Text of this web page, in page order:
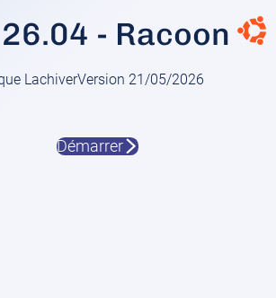
- Racoon
LachiverVersion 21/05/2026
Démarrer